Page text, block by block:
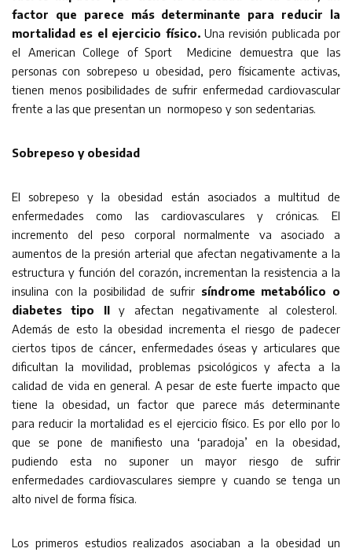
factor que parece más determinante para reducir la
mortalidad es el ejercicio físico. Una revisión publicada por
el American College of Sport Medicine demuestra que las
personas con sobrepeso u obesidad, pero físicamente activas,
tienen menos posibilidades de sufrir enfermedad cardiovascular
frente a las que presentan un normopeso y son sedentarias.
Sobrepeso y obesidad
El sobrepeso y la obesidad están asociados a multitud de
enfermedades como las cardiovasculares y crónicas. El
incremento del peso corporal normalmente va asociado a
aumentos de la presión arterial que afectan negativamente a la
estructura y función del corazón, incrementan la resistencia a la
insulina con la posibilidad de sufrir síndrome metabólico o
diabetes tipo IIy afectan negativamente al colesterol.
Además de esto la obesidad incrementa el riesgo de padecer
ciertos tipos de cáncer, enfermedades óseas y articulares que
dificultan la movilidad, problemas psicológicos y afecta a la
calidad de vida en general. A pesar de este fuerte impacto que
tiene la obesidad, un factor que parece más determinante
para reducir la mortalidad es el ejercicio físico. Es por ello por lo
que se pone de manifiesto una ‘paradoja’ en la obesidad,
pudiendo esta no suponer un mayor riesgo de sufrir
enfermedades cardiovasculares siempre y cuando se tenga un
alto nivel de forma física.
Los primeros estudios realizados asociaban a la obesidad un